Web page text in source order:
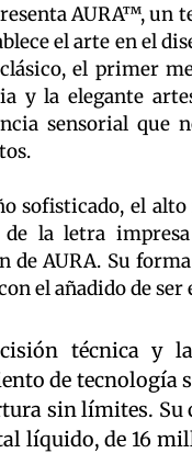
AURA™, un
el arte en el
el primer
y la elegante
sensorial que
sofisticado, el
de la letra
de AURA. Su
el añadido de
técnica y
de tecnología
sin límites. Su
líquido, de 16